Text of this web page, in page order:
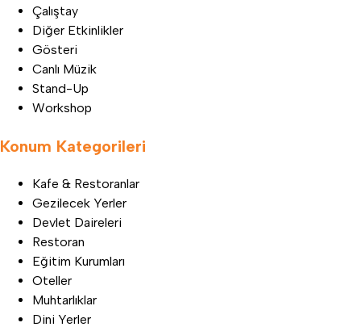
Çalıştay
Diğer Etkinlikler
Gösteri
Canlı Müzik
Stand-Up
Workshop
Konum Kategorileri
Kafe & Restoranlar
Gezilecek Yerler
Devlet Daireleri
Restoran
Eğitim Kurumları
Oteller
Muhtarlıklar
Dini Yerler